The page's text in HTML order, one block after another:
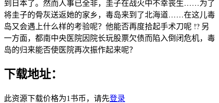
到日本了。然而人事已全非，圭子在战火中不幸丧生……为了
将圭子的骨灰送返她的家乡，毒岛来到了北海道……在这儿毒
岛又会遇上什么样的考验呢？他能否再度拾起手术刀呢 !? 另
一方面，都南中央医院因院长玩股票欠债而陷入倒闭危机，毒
岛的归来能否使医院再次振作起来呢？
下载地址：
此资源下载价格为1 书币，请先登录